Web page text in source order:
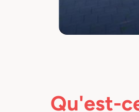
Qu'est-